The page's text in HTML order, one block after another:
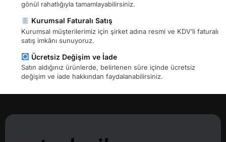
gönül rahatlığıyla tamamlayabilirsiniz.
Kurumsal Faturalı Satış
Kurumsal müşterilerimiz için şirket adına resmi ve KDV’li faturalı
satış imkânı sunuyoruz.
Ücretsiz Değişim ve İade
Satın aldığınız ürünlerde, belirlenen süre içinde ücretsiz
değişim ve iade hakkından faydalanabilirsiniz.